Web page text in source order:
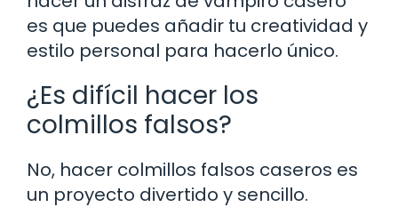
es que puedes añadir tu creatividad y
estilo personal para hacerlo único.
¿Es difícil hacer los
colmillos falsos?
No, hacer colmillos falsos caseros es
un proyecto divertido y sencillo.